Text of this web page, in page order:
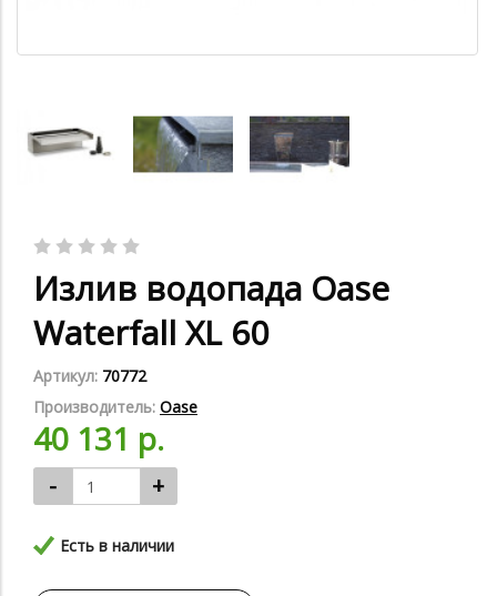
Излив водопада Oase
Waterfall XL 60
Артикул: 70772
Производитель: Oase
40 131 р.
- +
Есть в наличии